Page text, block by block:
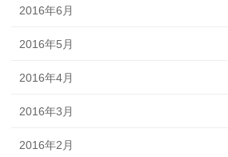
2016年6月
2016年5月
2016年4月
2016年3月
2016年2月